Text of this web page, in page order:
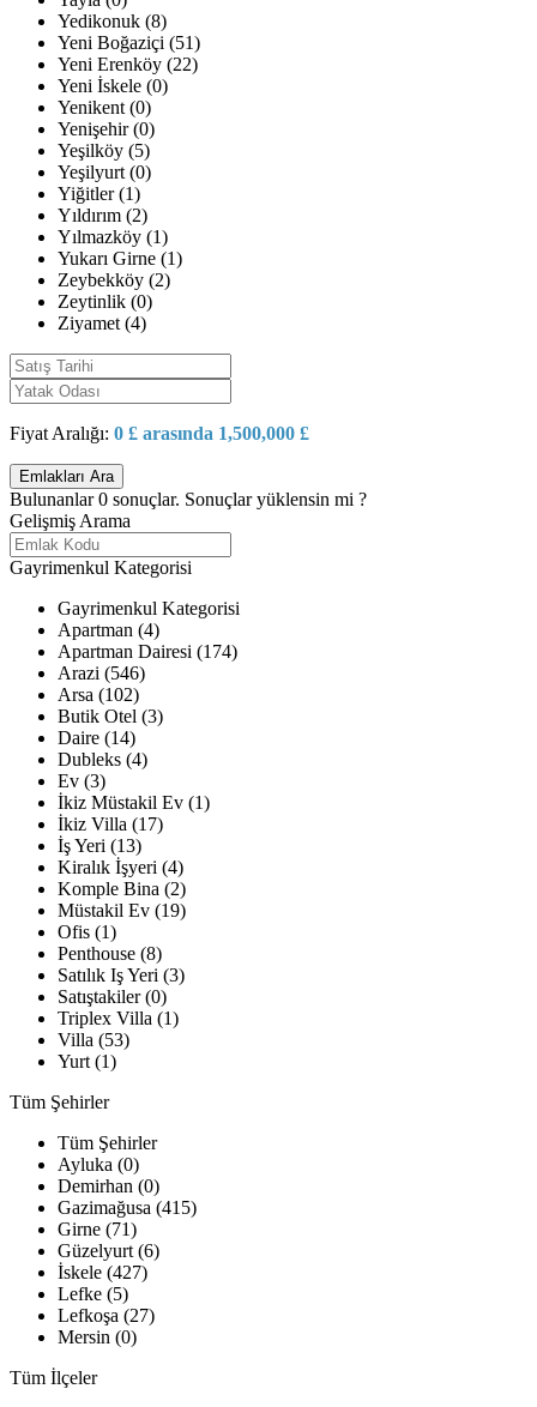
Yedikonuk (8)
Yeni Boğaziçi (51)
Yeni Erenköy (22)
Yeni İskele (0)
Yenikent (0)
Yenişehir (0)
Yeşilköy (5)
Yeşilyurt (0)
Yiğitler (1)
Yıldırım (2)
Yılmazköy (1)
Yukarı Girne (1)
Zeybekköy (2)
Zeytinlik (0)
Ziyamet (4)
Fiyat Aralığı: 0 £ arasında 1,500,000 £
Bulunanlar0 sonuçlar. Sonuçlar yüklensin mi ?
Gelişmiş Arama
Gayrimenkul Kategorisi
Gayrimenkul Kategorisi
Apartman (4)
Apartman Dairesi (174)
Arazi (546)
Arsa (102)
Butik Otel (3)
Daire (14)
Dubleks (4)
Ev (3)
İkiz Müstakil Ev (1)
İkiz Villa (17)
İş Yeri (13)
Kiralık İşyeri (4)
Komple Bina (2)
Müstakil Ev (19)
Ofis (1)
Penthouse (8)
Satılık Iş Yeri (3)
Satıştakiler (0)
Triplex Villa (1)
Villa (53)
Yurt (1)
Tüm Şehirler
Tüm Şehirler
Ayluka (0)
Demirhan (0)
Gazimağusa (415)
Girne (71)
Güzelyurt (6)
İskele (427)
Lefke (5)
Lefkoşa (27)
Mersin (0)
Tüm İlçeler